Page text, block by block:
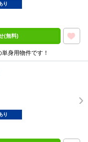
り
(無料)
身用物件です！
り